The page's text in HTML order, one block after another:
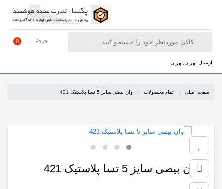
ورود 0
ارسال تهران,تهران
صفحه اصلی تمام محصولات وان بیضی سایز 5 تسا پلاستیک 421
وان بیضی سایز 5 تسا پلاستیک 421